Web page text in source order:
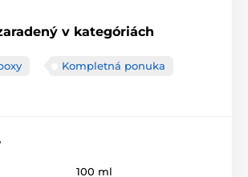
v kategóriách
Kompletná ponuka
100 ml